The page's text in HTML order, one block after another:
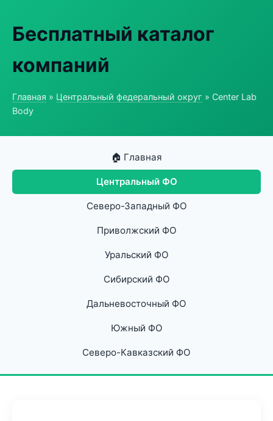
Бесплатный каталог
компаний
Главная » Центральный федеральный округ » Center Lab
Body
🏠 Главная
Центральный ФО
Северо-Западный ФО
Приволжский ФО
Уральский ФО
Сибирский ФО
Дальневосточный ФО
Южный ФО
Северо-Кавказский ФО